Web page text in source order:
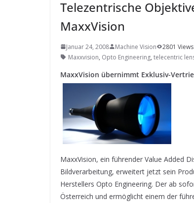
SYSTEMS WIRD EYYES
Compact system for
positioning of industrial
Telezentrische
MaxxVision
Januar 24, 2008 Machine Vision
2801 Views
Maxxvision, Opto Engineering, telecentric
MaxxVision übernimmt Exklusiv-
MaxxVision, ein führender Value Added
Bildverarbeitung, erweitert jetzt sein
Herstellers Opto Engineering. Der ab
Österreich und ermöglicht einem der